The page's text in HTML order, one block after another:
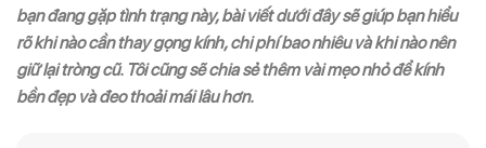
bạn đang gặp tình trạng này, bài viết dưới đây sẽ giúp bạn hiểu
rõ khi nào cần thay gọng kính, chi phí bao nhiêu và khi nào nên
giữ lại tròng cũ. Tôi cũng sẽ chia sẻ thêm vài mẹo nhỏ để kính
bền đẹp và đeo thoải mái lâu hơn.